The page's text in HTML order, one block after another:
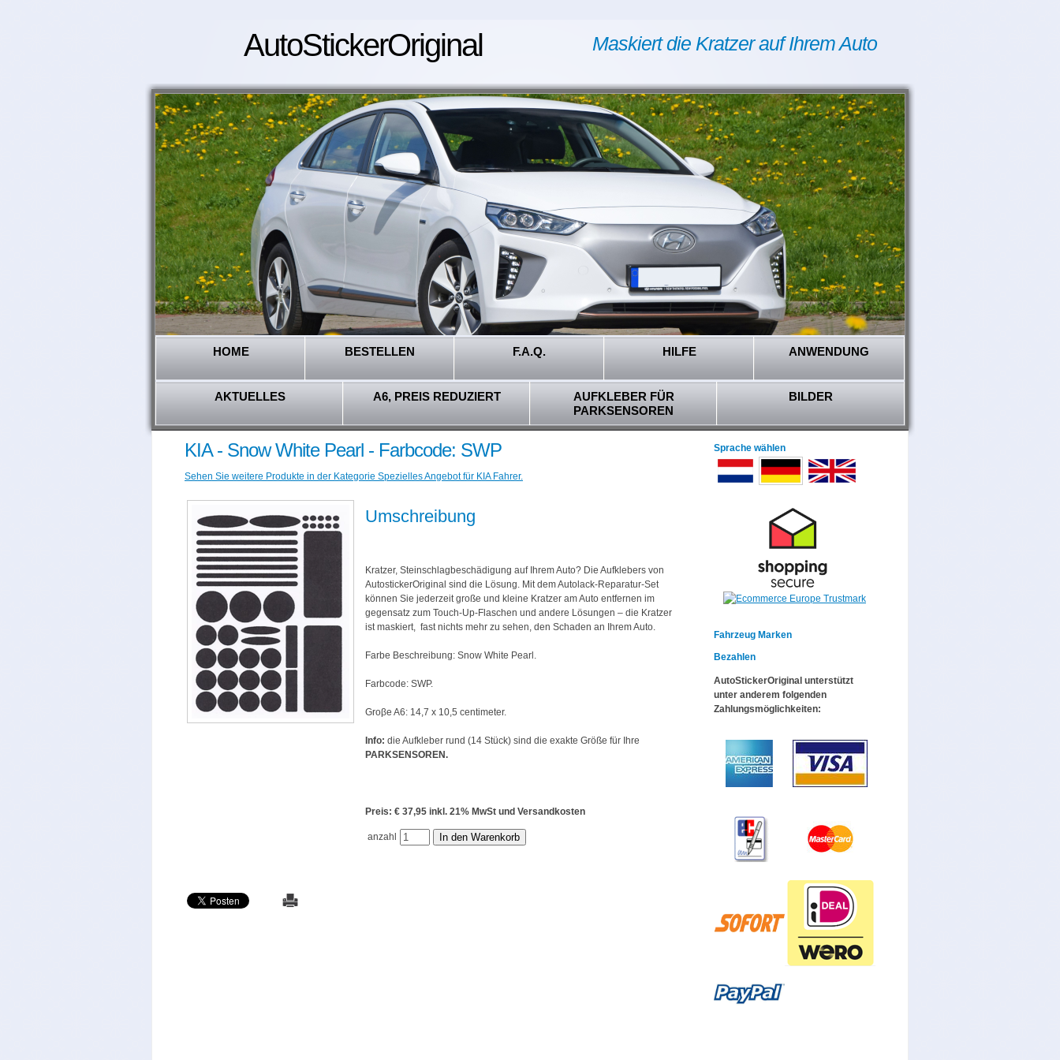
AutoStickerOriginal Maskiert die Kratzer auf Ihrem Auto
HOME BESTELLEN F.A.Q. HILFE ANWENDUNG
AKTUELLES A6, PREIS REDUZIERT
AUFKLEBER FÜR
PARKSENSOREN
BILDER
KIA - Snow White Pearl - Farbcode: SWP
Sehen Sie weitere Produkte in der Kategorie Spezielles Angebot für KIA Fahrer.
Umschreibung
Kratzer, Steinschlagbeschädigung auf Ihrem Auto? Die Aufklebers von
AutostickerOriginal sind die Lösung. Mit dem Autolack-Reparatur-Set
können Sie jederzeit große und kleine Kratzer am Auto entfernen im
gegensatz zum Touch-Up-Flaschen und andere Lösungen – die Kratzer
ist maskiert, fast nichts mehr zu sehen, den Schaden an Ihrem Auto.
Farbe Beschreibung: Snow White Pearl.
Farbcode: SWP.
Groβe A6: 14,7 x 10,5 centimeter.
Info: die Aufkleber rund (14 Stück) sind die exakte Größe für Ihre
PARKSENSOREN.
Preis: € 37,95 inkl. 21% MwSt und Versandkosten
anzahl
Sprache wählen
Fahrzeug Marken
Bezahlen
AutoStickerOriginal unterstützt
unter anderem folgenden
Zahlungsmöglichkeiten: